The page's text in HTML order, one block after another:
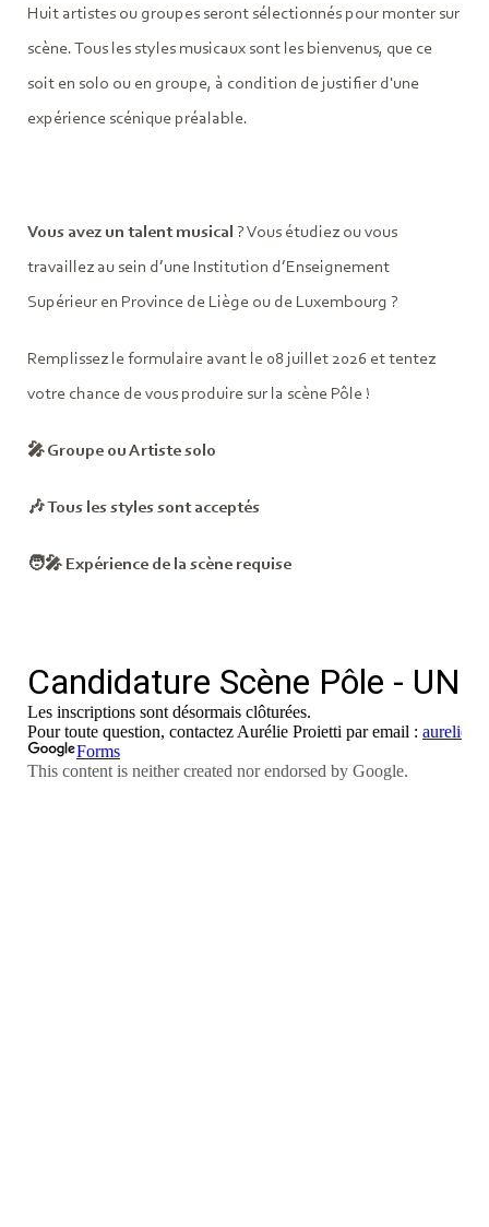
Huit artistes ou groupes seront sélectionnés pour monter sur
scène. Tous les styles musicaux sont les bienvenus, que ce
soit en solo ou en groupe, à condition de justifier d'une
expérience scénique préalable.
Vous avez un talent musical ? Vous étudiez ou vous
travaillez au sein d’une Institution d’Enseignement
Supérieur en Province de Liège ou de Luxembourg ?
Remplissez le formulaire avant le 08 juillet 2026 et tentez
votre chance de vous produire sur la scène Pôle !
🎤 Groupe ou Artiste solo
🎶 Tous les styles sont acceptés
🧑‍🎤 Expérience de la scène requise